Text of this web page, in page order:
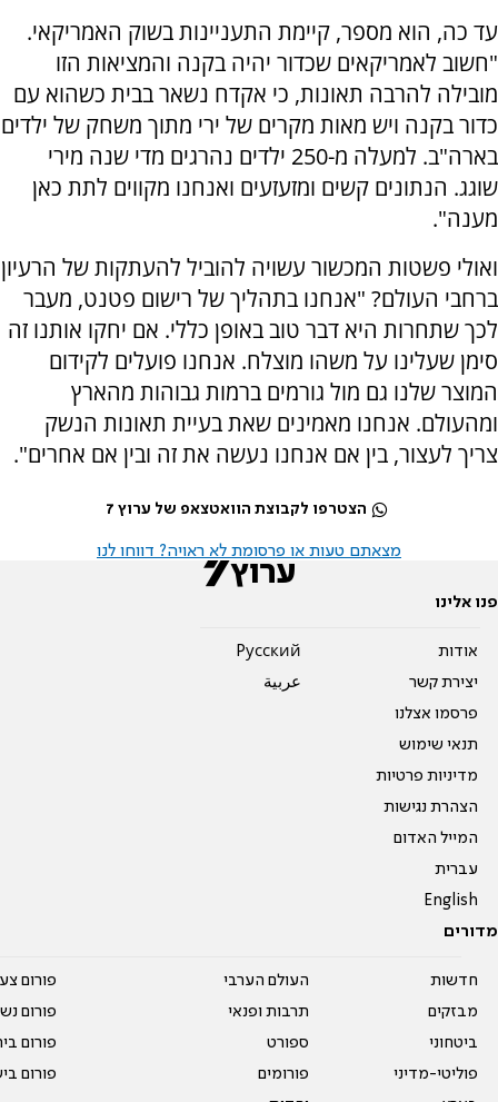
עד כה, הוא מספר, קיימת התעניינות בשוק האמריקאי.
"חשוב לאמריקאים שכדור יהיה בקנה והמציאות הזו
מובילה להרבה תאונות, כי אקדח נשאר בבית כשהוא עם
כדור בקנה ויש מאות מקרים של ירי מתוך משחק של ילדים
בארה"ב. למעלה מ-250 ילדים נהרגים מדי שנה מירי
שוגג. הנתונים קשים ומזעזעים ואנחנו מקווים לתת כאן
מענה".
ואולי פשטות המכשור עשויה להוביל להעתקות של הרעיון
ברחבי העולם? "אנחנו בתהליך של רישום פטנט, מעבר
לכך שתחרות היא דבר טוב באופן כללי. אם יחקו אותנו זה
סימן שעלינו על משהו מוצלח. אנחנו פועלים לקידום
המוצר שלנו גם מול גורמים ברמות גבוהות מהארץ
ומהעולם. אנחנו מאמינים שאת בעיית תאונות הנשק
צריך לעצור, בין אם אנחנו נעשה את זה ובין אם אחרים".
הצטרפו לקבוצת הוואטצאפ של ערוץ 7
מצאתם טעות או פרסומת לא ראויה? דווחו לנו
פנו אלינו
אודות
יצירת קשר
פרסמו אצלנו
תנאי שימוש
מדיניות פרטיות
הצהרת נגישות
המייל האדום
עברית
English
Pусский
عربية
מדורים
חדשות
מבזקים
ביטחוני
פוליטי-מדיני
העולם הערבי
תרבות ופנאי
ספורט
פורומים
פורום
פורום
פורום
פורום